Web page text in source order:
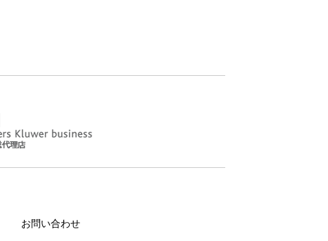
お問い合わせ